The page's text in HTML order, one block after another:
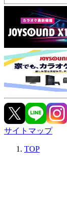
サイトマップ
TOP